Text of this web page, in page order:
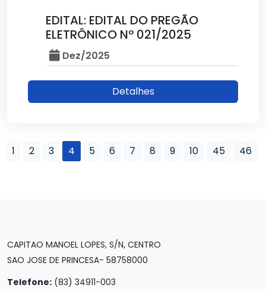
EDITAL: EDITAL DO PREGÃO
ELETRÔNICO Nº 021/2025
Dez/2025
Detalhes
1 2 3 4 5 6 7 8 9 10 45 46
CAPITAO MANOEL LOPES, S/N, CENTRO
SAO JOSE DE PRINCESA- 58758000
Telefone: (83) 34911-003